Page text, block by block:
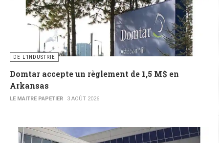
DE L’INDUSTRIE
Domtar accepte un règlement de 1,5 M$ en
Arkansas
LE MAITRE PAPETIER 3 AOÛT 2026